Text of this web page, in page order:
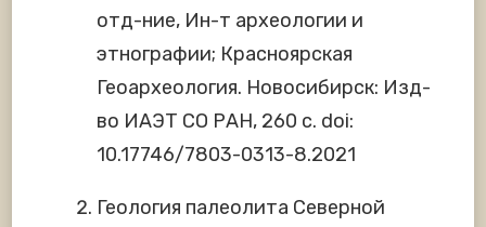
отд-ние, Ин-т археологии и
этнографии; Красноярская
Геоархеология. Новосибирск: Изд-
во ИАЭТ СО РАН, 260 с. doi:
10.17746/7803-0313-8.2021
Геология палеолита Северной